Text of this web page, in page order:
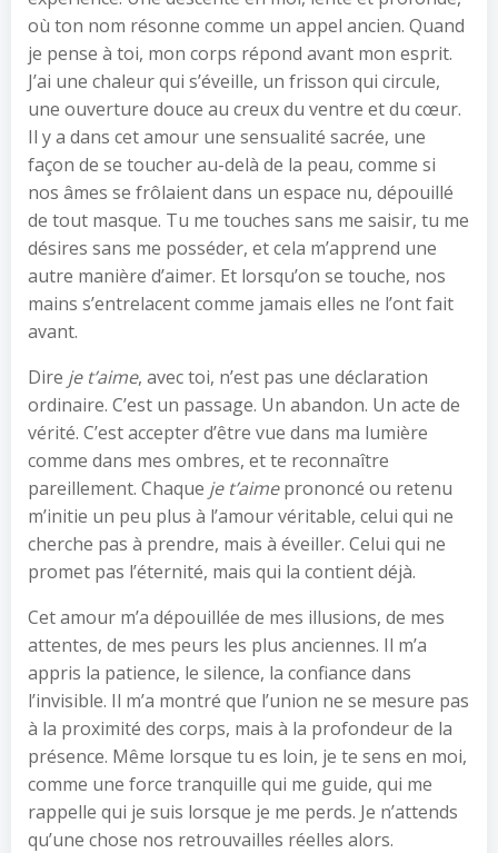
où ton nom résonne comme un appel ancien. Quand
je pense à toi, mon corps répond avant mon esprit.
J’ai une chaleur qui s’éveille, un frisson qui circule,
une ouverture douce au creux du ventre et du cœur.
Il y a dans cet amour une sensualité sacrée, une
façon de se toucher au-delà de la peau, comme si
nos âmes se frôlaient dans un espace nu, dépouillé
de tout masque. Tu me touches sans me saisir, tu me
désires sans me posséder, et cela m’apprend une
autre manière d’aimer. Et lorsqu’on se touche, nos
mains s’entrelacent comme jamais elles ne l’ont fait
avant.
Dire je t’aime, avec toi, n’est pas une déclaration
ordinaire. C’est un passage. Un abandon. Un acte de
vérité. C’est accepter d’être vue dans ma lumière
comme dans mes ombres, et te reconnaître
pareillement. Chaque je t’aimeprononcé ou retenu
m’initie un peu plus à l’amour véritable, celui qui ne
cherche pas à prendre, mais à éveiller. Celui qui ne
promet pas l’éternité, mais qui la contient déjà.
Cet amour m’a dépouillée de mes illusions, de mes
attentes, de mes peurs les plus anciennes. Il m’a
appris la patience, le silence, la confiance dans
l’invisible. Il m’a montré que l’union ne se mesure pas
à la proximité des corps, mais à la profondeur de la
présence. Même lorsque tu es loin, je te sens en moi,
comme une force tranquille qui me guide, qui me
rappelle qui je suis lorsque je me perds. Je n’attends
qu’une chose nos retrouvailles réelles alors.